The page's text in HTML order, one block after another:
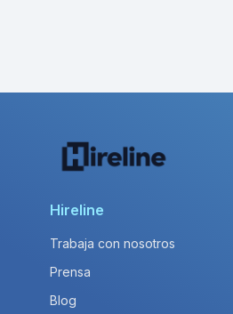
Hireline
Trabaja con nosotros
Prensa
Blog